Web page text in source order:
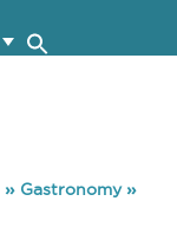
» Gastronomy»